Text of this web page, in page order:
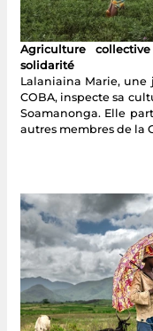
Agriculture
solidarité
Lalaniaina Marie, une
COBA, inspecte sa
Soamanonga. Elle
autres membres de la